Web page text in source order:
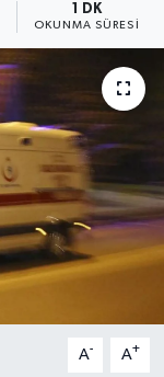
1 DK
OKUNMA SÜRESI
A- A+